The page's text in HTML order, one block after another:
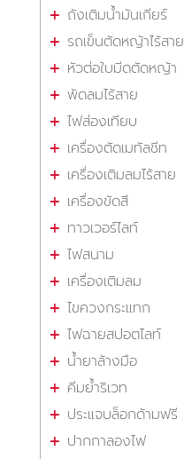
ถังเติมน้ำมันเกียร์
รถเข็นตัดหญ้าไร้สาย
หัวต่อใบมีดตัดหญ้า
พัดลมไร้สาย
ไฟส่องเทียบ
เครื่องตัดเมทัลชีท
เครื่องเติมลมไร้สาย
เครื่องขัดสี
ทาวเวอร์ไลท์
ไฟสนาม
เครื่องเติมลม
ไขควงกระแทก
ไฟฉายสปอตไลท์
น้ำยาล้างมือ
คีมย้ำริเวท
ประแจบล็อกด้ามฟรี
ปากกาลองไฟ